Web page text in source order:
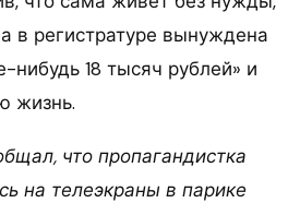
в регистратуре вынуждена
нибудь 18 тысяч рублей» и
жизнь.
что пропагандистка
на телеэкраны в парике